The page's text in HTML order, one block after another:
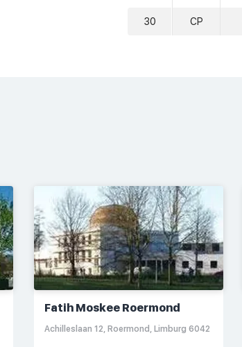
30 СР
Fatih Moskee Roermond
Achilleslaan 12, Roermond, Limburg 6042